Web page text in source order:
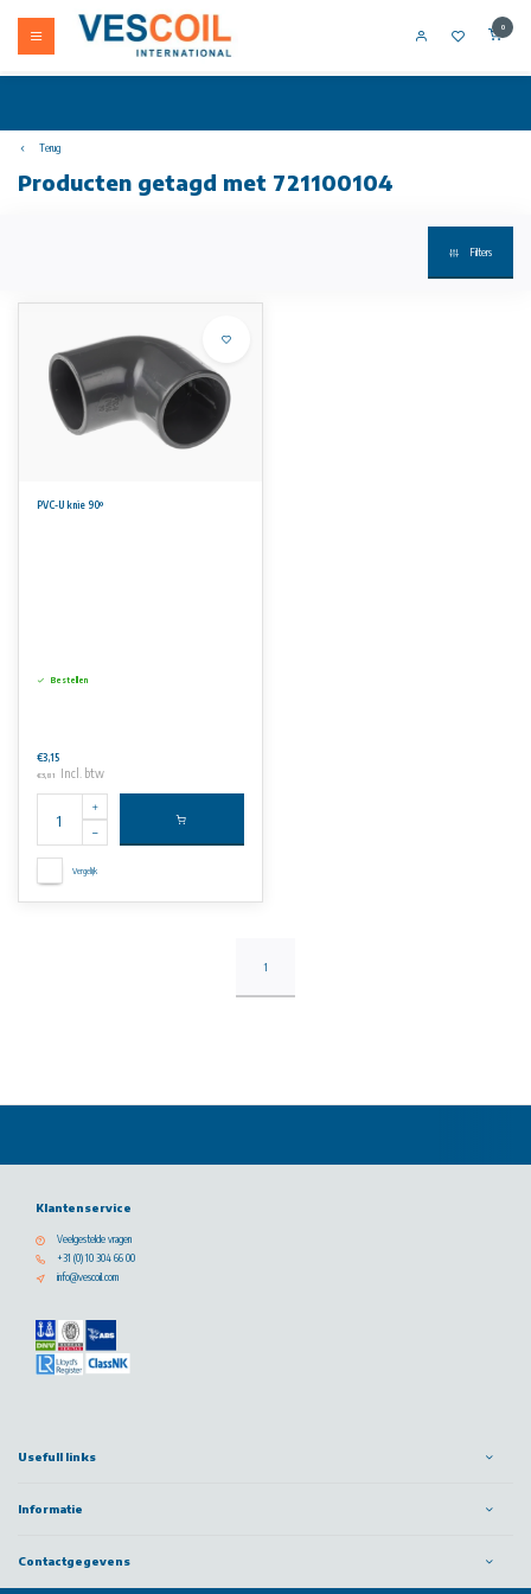
0
Terug
Producten getagd met 721100104
Filters
PVC-U knie 90º
Bestellen
€3,15
€3,81 Incl. btw
Vergelijk
1
Klantenservice
Veelgestelde vragen
+31 (0) 10 304 66 00
info@vescoil.com
Usefull links
Informatie
Contactgegevens